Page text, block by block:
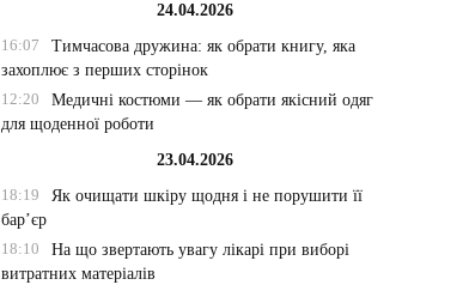
24.04.2026
16:07
Тимчасова дружина: як обрати книгу, яка
захоплює з перших сторінок
12:20
Медичні костюми — як обрати якісний одяг
для щоденної роботи
23.04.2026
18:19
Як очищати шкіру щодня і не порушити її
бар’єр
18:10
На що звертають увагу лікарі при виборі
витратних матеріалів